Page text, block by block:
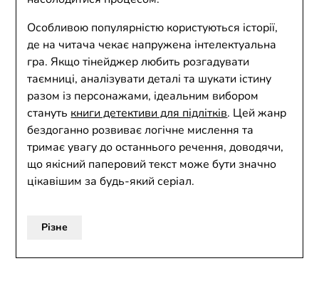
Особливою популярністю користуються історії,
де на читача чекає напружена інтелектуальна
гра. Якщо тінейджер любить розгадувати
таємниці, аналізувати деталі та шукати істину
разом із персонажами, ідеальним вибором
стануть книги детективи для підлітків. Цей жанр
бездоганно розвиває логічне мислення та
тримає увагу до останнього речення, доводячи,
що якісний паперовий текст може бути значно
цікавішим за будь-який серіал.
Різне